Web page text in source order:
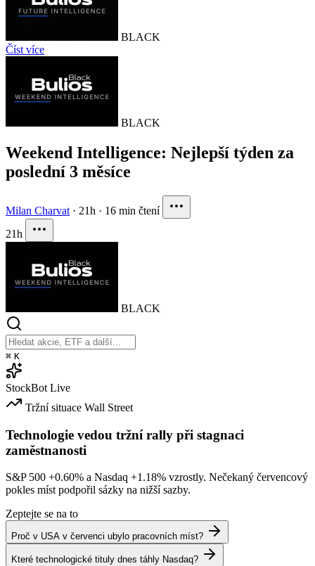
BLACK
Číst více
BLACK
Weekend Intelligence: Nejlepší týden za
poslední 3 měsíce
Milan Charvat · 21h · 16 min čtení
21h
BLACK
⌘ K
StockBot Live
Tržní situace Wall Street
Technologie vedou tržní rally při stagnaci
zaměstnanosti
S&P 500 +0.60% a Nasdaq +1.18% vzrostly. Nečekaný červencový
pokles míst podpořil sázky na nižší sazby.
Zeptejte se na to
Proč v USA v červenci ubylo pracovních míst?
Které technologické tituly dnes táhly Nasdaq?